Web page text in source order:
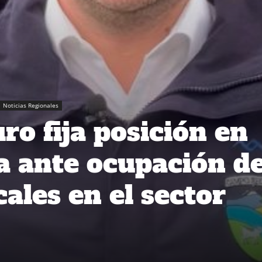
Noticias Regionales
fija posición en
ante ocupación
en el sector